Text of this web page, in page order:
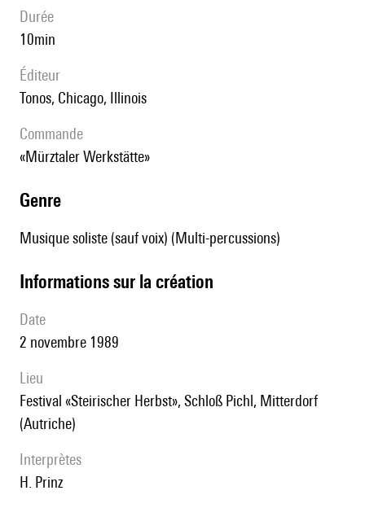
durée
10min
éditeur
Tonos, Chicago, Illinois
Commande
«Mürztaler Werkstätte»
genre
Musique soliste (sauf voix) (Multi-percussions)
informations sur la création
date
2 novembre 1989
lieu
festival «Steirischer Herbst», Schloß Pichl, Mitterdorf
(Autriche)
interprètes
H. Prinz